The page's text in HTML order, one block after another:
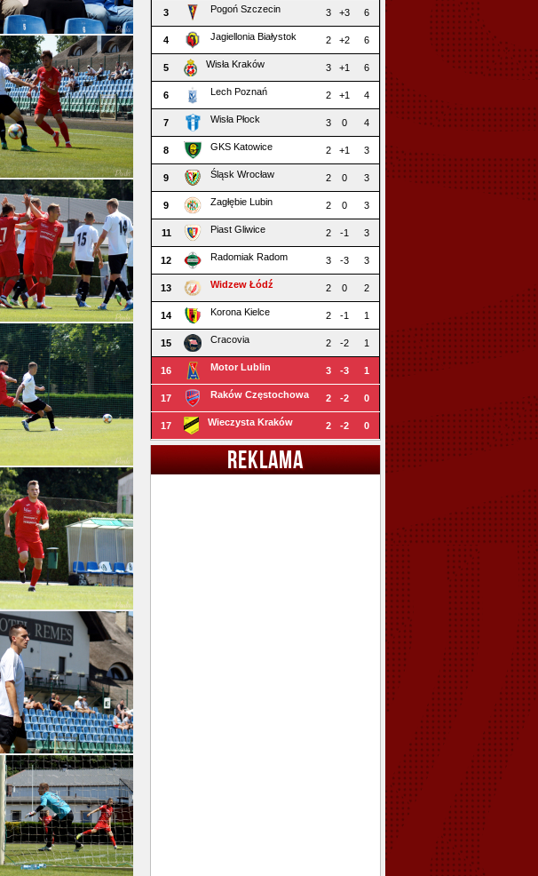
3 Pogoń Szczecin 3 +3 6
4 Jagiellonia Białystok 2 +2 6
5 Wisła Kraków 3 +1 6
6 Lech Poznań 2 +1 4
7 Wisła Płock 3 0 4
8 GKS Katowice 2 +1 3
9 Śląsk Wrocław 2 0 3
9 Zagłębie Lubin 2 0 3
11 Piast Gliwice 2 -1 3
12 Radomiak Radom 3 -3 3
13 Widzew Łódź 2 0 2
14 Korona Kielce 2 -1 1
15 Cracovia 2 -2 1
16 Motor Lublin 3 -3 1
17 Raków Częstochowa 2 -2 0
17 Wieczysta Kraków 2 -2 0
REKLAMA